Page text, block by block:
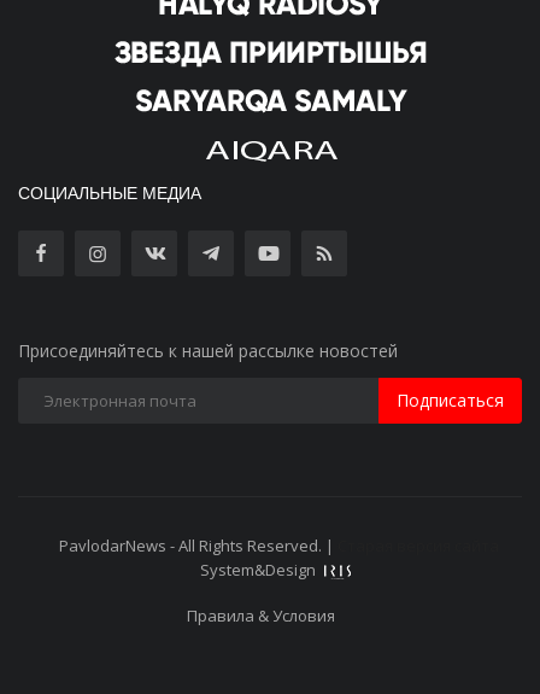
СОЦИАЛЬНЫЕ МЕДИА
Присоединяйтесь к нашей рассылке новостей
Подписаться
PavlodarNews - All Rights Reserved. |
System&Design
Правила & Условия